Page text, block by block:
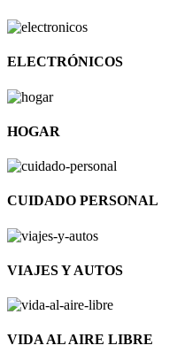
ELECTRÓNICOS
HOGAR
CUIDADO PERSONAL
VIAJES Y AUTOS
VIDA AL AIRE LIBRE